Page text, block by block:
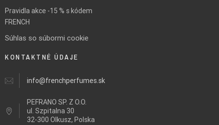
Pravidla akce -15 % s kódem
FRENCH
Súhlas so súbormi cookie
KONTAKTNÉ ÚDAJE
info@frenchperfumes.sk
PEFRANO SP. Z O.O.
ul. Szpitalna 30
32-300 Olkusz, Polska